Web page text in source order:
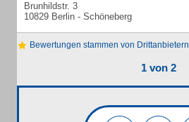
Brunhildstr. 3
10829 Berlin - Schöneberg
Bewertungen stammen von Drittanbietern
1 von 2